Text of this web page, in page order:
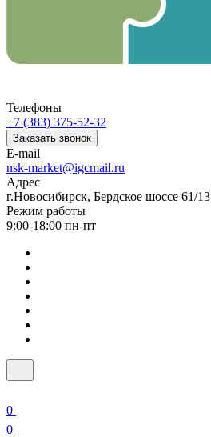
Телефоны
+7 (383) 375-52-32
Заказать звонок
E-mail
nsk-market@igcmail.ru
Адрес
г.Новосибирск, Бердское шоссе 61/13
Режим работы
9:00-18:00 пн-пт
0
0